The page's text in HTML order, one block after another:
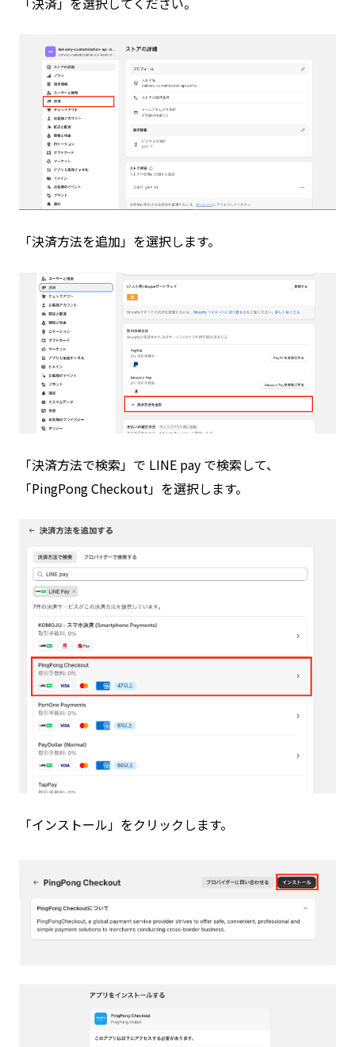
「決済方法を追加」を選択します。
「決済方法で検索」で LINE pay で検索して、
「PingPong Checkout」を選択します。
「インストール」をクリックします。